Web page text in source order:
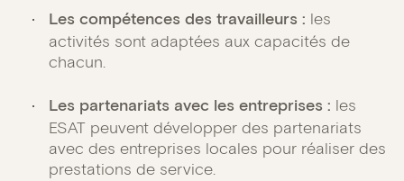
Les compétences des travailleurs : les
activités sont adaptées aux capacités de
chacun.
Les partenariats avec les entreprises : les
ESAT peuvent développer des partenariats
avec des entreprises locales pour réaliser des
prestations de service.